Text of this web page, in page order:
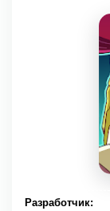
Разработчик: